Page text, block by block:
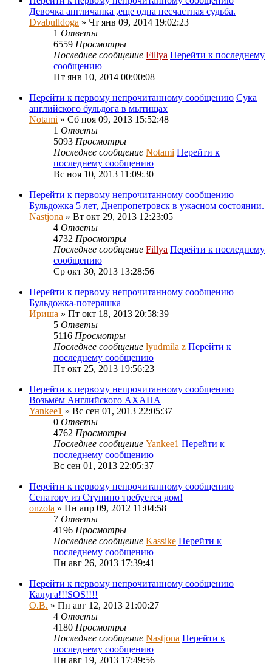
Девочка англичанка ,еще одна несчастная судьба.
Dvabulldoga » Чт янв 09, 2014 19:02:23
1 Ответы
6559 Просмотры
Последнее сообщение Fillya Перейти к последнему
сообщению
Пт янв 10, 2014 00:00:08
Перейти к первому непрочитанному сообщению Сука
английского бульдога в мытищах
Notami » Сб ноя 09, 2013 15:52:48
1 Ответы
5093 Просмотры
Последнее сообщение Notami Перейти к
последнему сообщению
Вс ноя 10, 2013 11:09:30
Перейти к первому непрочитанному сообщению
Бульдожка 5 лет, Днепропетровск в ужасном состоянии.
Nastjona » Вт окт 29, 2013 12:23:05
4 Ответы
4732 Просмотры
Последнее сообщение Fillya Перейти к последнему
сообщению
Ср окт 30, 2013 13:28:56
Перейти к первому непрочитанному сообщению
Бульдожка-потеряшка
Ириша » Пт окт 18, 2013 20:58:39
5 Ответы
5116 Просмотры
Последнее сообщение lyudmila z Перейти к
последнему сообщению
Пт окт 25, 2013 19:56:23
Перейти к первому непрочитанному сообщению
Возьмём Английского АХАПА
Yankee1 » Вс сен 01, 2013 22:05:37
0 Ответы
4762 Просмотры
Последнее сообщение Yankee1 Перейти к
последнему сообщению
Вс сен 01, 2013 22:05:37
Перейти к первому непрочитанному сообщению
Сенатору из Ступино требуется дом!
onzola » Пн апр 09, 2012 11:04:58
7 Ответы
4196 Просмотры
Последнее сообщение Kassike Перейти к
последнему сообщению
Пн авг 26, 2013 17:39:41
Перейти к первому непрочитанному сообщению
Калуга!!!SOS!!!!
О.В. » Пн авг 12, 2013 21:00:27
4 Ответы
4180 Просмотры
Последнее сообщение Nastjona Перейти к
последнему сообщению
Пн авг 19, 2013 17:49:56